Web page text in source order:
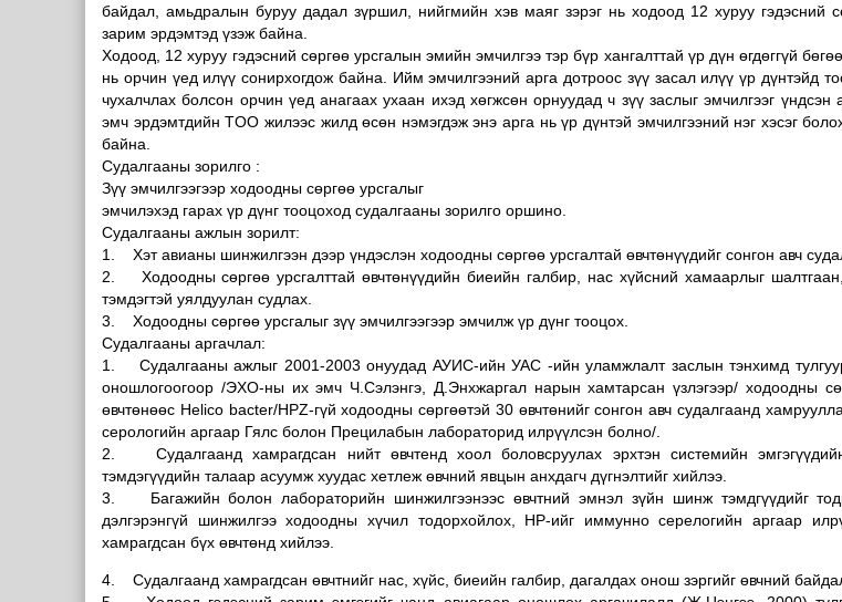
байдал, амьдралын буруу дадал зүршил, нийгмийн хэв маяг зэрэг нь ходоод 12 хуруу гэдэсний
зарим эрдэмтэд үзэж байна.
Ходоод, 12 хуруу гэдэсний сөргөө урсгалын эмийн эмчилгээ тэр бүр хангалттай үр дүн өгдөггүй
нь орчин үед илүү сонирхогдож байна. Ийм эмчилгээний арга дотроос зүү засал илүү үр дүнтэйд
чухалчлах болсон орчин үед анагаах ухаан ихэд хөгжсөн орнуудад ч зүү заслыг эмчилгээг үндсэн
эмч эрдэмтдийн TOO жилээс жилд өсөн нэмэгдэж энэ арга нь үр дүнтэй эмчилгээний нэг хэсэг
байна.
Судалгааны зорилго :
Зүү эмчилгээгээр ходоодны сөргөө урсгалыг
эмчилэхэд гарах үр дүнг тооцоход судалгааны зорилго оршино.
Судалгааны ажлын зорилт:
1. Хэт авианы шинжилгээн дээр үндэслэн ходоодны сөргөө урсгалтай өвчтөнүүдийг сонгон авч
2. Ходоодны сөргөө урсгалттай өвчтөнүүдийн биеийн галбир, нас хүйсний хамаарлыг
тэмдэгтэй уялдуулан судлах.
3. Ходоодны сөргөө урсгалыг зүү эмчилгээгээр эмчилж үр дүнг тооцох.
Судалгааны аргачлал:
1. Судалгааны ажлыг 2001-2003 онуудад АУИС-ийн УАС -ийн уламжлалт заслын тэнхимд
оношлогоогоор /ЭХО-ны их эмч Ч.Сэлэнгэ, Д.Энхжаргал нарын хамтарсан үзлэгээр/ ходоодны
өвчтөнөөс Helico bacter/HPZ-гүй ходоодны сөргөөтэй 30 өвчтөнийг сонгон авч судалгаанд
серологийн аргаар Гялс болон Прецилабын лабораторид илрүүлсэн болно/.
2. Судалгаанд хамрагдсан нийт өвчтенд хоол боловсруулах эрхтэн системийн
тэмдэгүүдийн талаар асуумж хуудас хетлеж өвчний явцын анхдагч дүгнэлтийг хийлээ.
3. Багажийн болон лабораторийн шинжилгээнээс өвчтний эмнэл зүйн шинж тэмдгүүдийг
дэлгэрэнгүй шинжилгээ ходоодны хүчил тодорхойлох, НР-ийг иммунно серелогийн аргаар
хамрагдсан бүх өвчтөнд хийлээ.
4. Судалгаанд хамрагдсан өвчтнийг нас, хүйс, биеийн галбир, дагалдах онош зэргийг өвчний